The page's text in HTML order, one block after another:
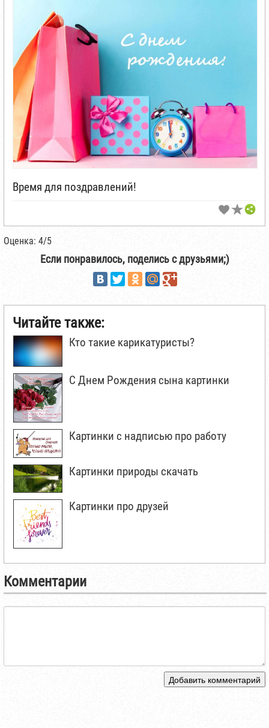
Время для поздравлений!
Оценка: 4/5
Если понравилось, поделись с друзьями;)
Читайте также:
Кто такие карикатуристы?
С Днем Рождения сына картинки
Картинки с надписью про работу
Картинки природы скачать
Картинки про друзей
Комментарии
Добавить комментарий